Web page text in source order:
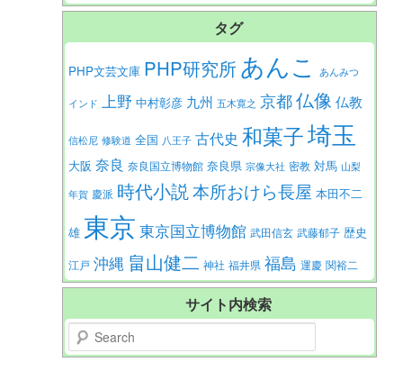
タグ
PHP文芸文庫 PHP研究所あんこ あんみつ
インド 上野 中村彰彦 九州 五木寛之 京都仏像 仏教
信松尼 修験道 全国 八王子 古代史 和菓子埼玉
大阪 奈良 奈良国立博物館 奈良県 宗像大社 密教 対馬 山梨
年賀 慶派 時代小説 本所おけら長屋 本田不二
雄 東京 東京国立博物館 武田信玄 武藤郁子 歴史
江戸 沖縄 畠山健二 神社 福井県 福島 運慶 関裕二
サイト内検索
Search